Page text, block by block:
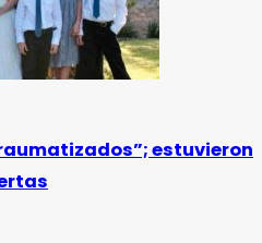
estuvieron